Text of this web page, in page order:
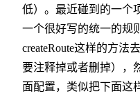
低）。最近碰到的一个
一个很好写的统一的规
createRoute这样的方法
要注释掉或者删掉），
面配置，类似把下面这